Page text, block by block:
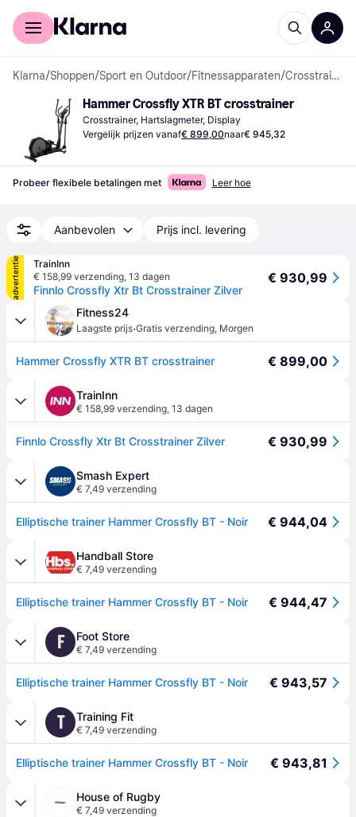
Voor shoppers
Klarna/Shoppen/Sport en Outdoor/Fitnessapparaten/ Crosstrainers
Hammer Crossfly XTR BT crosstrainer
Crosstrainer, Hartslagmeter, Display
Vergelijk prijzen vanaf€ 899,00naar€ 945,32
Probeer flexibele betalingen met Leer hoe
Aanbevolen Prijs incl. levering
advertentie
TrainInn
€ 158,99 verzending, 13 dagen
Finnlo Crossfly Xtr Bt Crosstrainer Zilver
€ 930,99
Fitness24
Laagste prijs·Gratis verzending, Morgen
Hammer Crossfly XTR BT crosstrainer € 899,00
TrainInn
€ 158,99 verzending, 13 dagen
Finnlo Crossfly Xtr Bt Crosstrainer Zilver € 930,99
Smash Expert
€ 7,49 verzending
Elliptische trainer Hammer Crossfly BT - Noir € 944,04
Handball Store
€ 7,49 verzending
Elliptische trainer Hammer Crossfly BT - Noir € 944,47
F Foot Store
€ 7,49 verzending
Elliptische trainer Hammer Crossfly BT - Noir € 943,57
T Training Fit
€ 7,49 verzending
Elliptische trainer Hammer Crossfly BT - Noir € 943,81
House of Rugby
€ 7,49 verzending